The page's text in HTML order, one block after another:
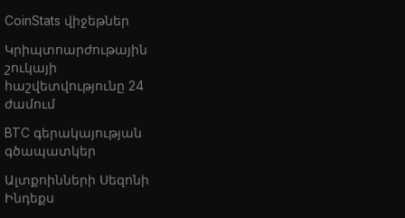
CoinStats վիջեթներ
Կրիպտոարժութային
շուկայի
հաշվետվությունը 24
ժամում
BTC գերակայության
գծապատկեր
Ալտքոինների Սեզոնի
Ինդեքս